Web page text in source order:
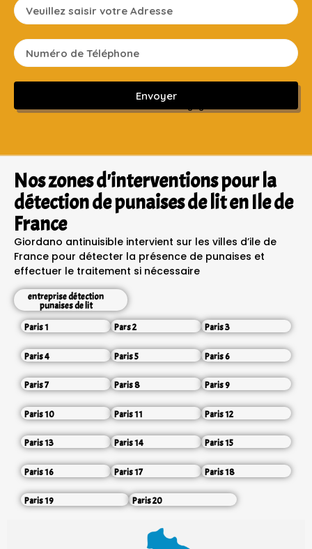
Envoyer
Sans engagement ni frais cachés
Nos zones d'interventions pour la
détection de punaises de lit en Ile de
France
Giordano antinuisible intervient sur les villes d’ile de
France pour détecter la présence de punaises et
effectuer le traitement si nécessaire
entreprise détection
punaises de lit
Paris 1
Pars 2 Paris 3
Paris 4 Paris 5 Paris 6
Paris 7 Paris 8 Paris 9
Paris 10 Paris 11 Paris 12
Paris 13 Paris 14 Paris 15
Paris 16 Paris 17 Paris 18
Paris 19 Paris 20